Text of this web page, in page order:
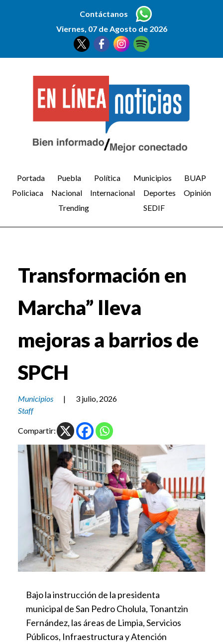
Contáctanos
Viernes, 07 de Agosto de 2026
Portada Puebla Política Municipios
BUAP
Policiaca
Nacional Internacional Deportes
Opinión
Trending
SEDIF
Transformación en
Marcha” lleva
mejoras a barrios de
SPCH
Municipios |
3 julio, 2026
Staff
Compartir:
Bajo la instrucción de la presidenta
municipal de San Pedro Cholula, Tonantzin
Fernández, las áreas de Limpia, Servicios
Públicos, Infraestructura y Atención